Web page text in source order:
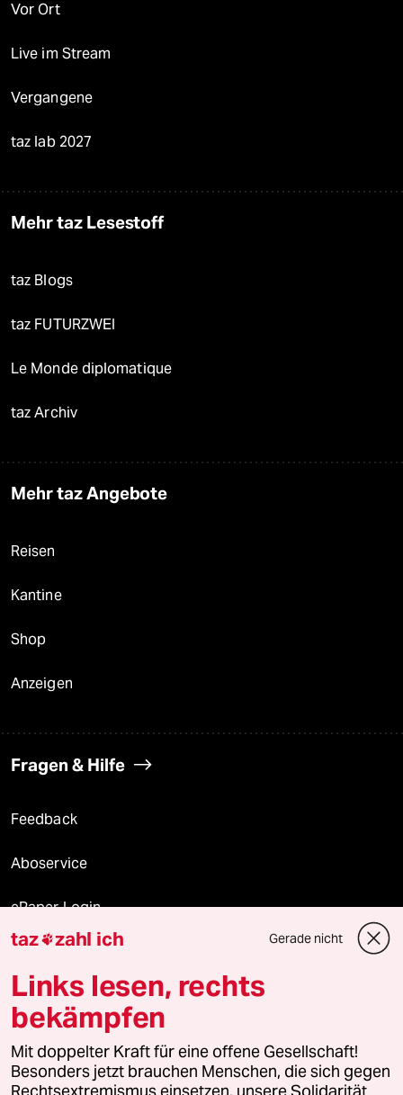
Vor Ort
Live im Stream
Vergangene
taz lab 2027
Mehr taz Lesestoff
taz Blogs
taz FUTURZWEI
Le Monde diplomatique
taz Archiv
Mehr taz Angebote
Reisen
Kantine
Shop
Anzeigen
Fragen & Hilfe
Feedback
Aboservice
ePaper Login
Downloads für Abonnierende
© 2026 taz Verlags und Vertriebs GmbH
Alle Rechte vorbehalten. Bei rechtlichen Fragen oder für Genehmigungen
wenden Sie sich bitte an
lizenzen@taz.de
taz zahl ich Gerade nicht
Links lesen, rechts
bekämpfen
Mit doppelter Kraft für eine offene Gesellschaft!
Besonders jetzt brauchen Menschen, die sich gegen